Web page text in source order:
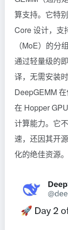
算支持。它特
Core 设计，支
（MoE）的分
通过轻量级的
译，无需安装
DeepGEMM
在 Hopper
计算能力。它
速，还因其开
化的绝佳资源。